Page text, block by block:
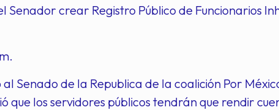
Senador crear Registro Público de Funcionarios
Senado de la Republica de la coalición Por
que los servidores públicos tendrán que rendir